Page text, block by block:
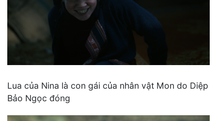
Lua của Nina là con gái của nhân vật Mon do Diệp
Bảo Ngọc đóng